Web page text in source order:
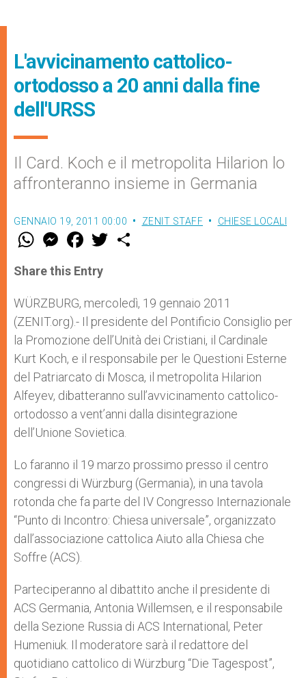
L'avvicinamento cattolico-
ortodosso a 20 anni dalla fine
dell'URSS
Il Card. Koch e il metropolita Hilarion lo
affronteranno insieme in Germania
GENNAIO 19, 2011 00:00 ZENIT STAFF CHIESE LOCALI
W
t
s
p
p
M
e
s
e
g
e
r
F
a
e
b
o
k
w
r
Share this Entry
WÜRZBURG, mercoledì, 19 gennaio 2011
(ZENIT.org).- Il presidente del Pontificio Consiglio per
la Promozione dell’Unità dei Cristiani, il Cardinale
Kurt Koch, e il responsabile per le Questioni Esterne
del Patriarcato di Mosca, il metropolita Hilarion
Alfeyev, dibatteranno sull’avvicinamento cattolico-
ortodosso a vent’anni dalla disintegrazione
dell’Unione Sovietica.
Lo faranno il 19 marzo prossimo presso il centro
congressi di Würzburg (Germania), in una tavola
rotonda che fa parte del IV Congresso Internazionale
“Punto di Incontro: Chiesa universale”, organizzato
dall’associazione cattolica Aiuto alla Chiesa che
Soffre (ACS).
Parteciperanno al dibattito anche il presidente di
ACS Germania, Antonia Willemsen, e il responsabile
della Sezione Russia di ACS International, Peter
Humeniuk. Il moderatore sarà il redattore del
quotidiano cattolico di Würzburg “Die Tagespost”,